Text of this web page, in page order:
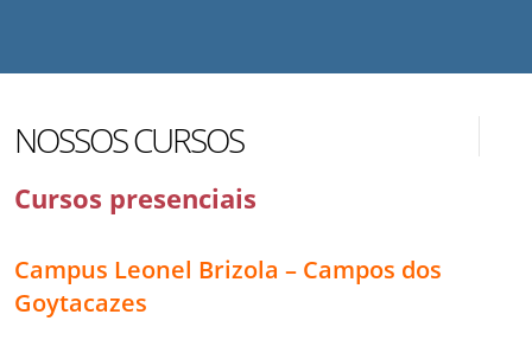
NOSSOS CURSOS
Cursos presenciais
Campus Leonel Brizola – Campos dos
Goytacazes